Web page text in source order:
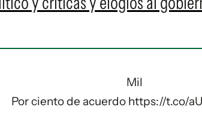
Mil
Por ciento de acuerdo https://t.co/